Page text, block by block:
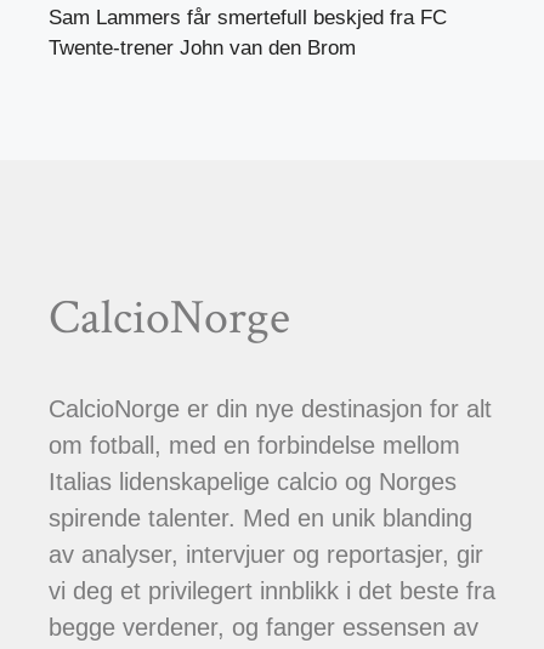
Sam Lammers får smertefull beskjed fra FC
Twente-trener John van den Brom
CalcioNorge
CalcioNorge er din nye destinasjon for alt
om fotball, med en forbindelse mellom
Italias lidenskapelige calcio og Norges
spirende talenter. Med en unik blanding
av analyser, intervjuer og reportasjer, gir
vi deg et privilegert innblikk i det beste fra
begge verdener, og fanger essensen av